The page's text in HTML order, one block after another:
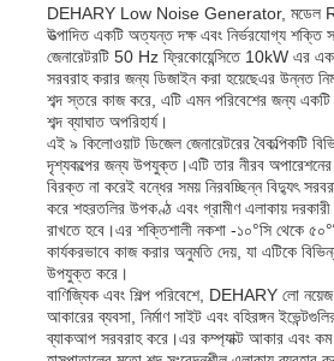
জেনারেটর রক্ষণাবেক্ষণ
ঢালাই জেনারেটর সেট
জেনারেটর ডিজেল ইঞ্জিন
নিকাশী জল পাম্প
DEHARY Low Noise Generator, মডেল
উত্পাদিত একটি অত্যন্ত দক্ষ এবং নির্ভরযোগ্য শক্তি
জেনারেটরটি 50 Hz ফ্রিকোয়েন্সিতে 10kW এর
সরবরাহ করার জন্য ডিজাইন করা হয়েছেএর উন্নত
শব্দ স্তরে কাজ করে, এটি এমন পরিবেশের জন্য একটি
শব্দ ব্যাঘাত অপরিহার্য।
এই ৯ কিলোওয়াট ডিজেল জেনারেটরের বৈকল্পিকটি
দৃশ্যকল্পের জন্য উপযুক্ত।এটি তার নীরব অপারেশনের
বিরক্ত না করেই বন্ধের সময় নিরবচ্ছিন্ন বিদ্যুৎ
করে শহরতলির উপকণ্ঠ এবং গ্রামীণ এলাকায় দরকারী
রাখতে হবে।এর শক্তিশালী নকশা -১০°সি থেকে
কার্যকরভাবে কাজ করার অনুমতি দেয়, যা এটিকে
উপযুক্ত করে।
বাণিজ্যিক এবং শিল্প পরিবেশে, DEHARY লো নয়েজ
আকারের ব্যবসা, নির্মাণ সাইট এবং বহিরঙ্গন
ব্যাকআপ সরবরাহ করে।এর কম্প্যাক্ট আকার এবং কম